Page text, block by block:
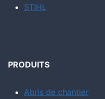
STIHL
PRODUITS
Abris de chantier